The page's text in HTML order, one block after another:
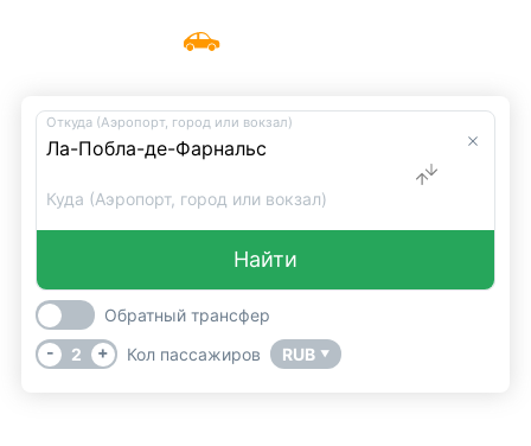
Такси Ла-Пoбла-де-Фарнальс
Откуда (Аэропорт, город или вокзал)
Куда (Аэропорт, город или вокзал)
Найти
Обратный трансфер
-
2 + Кол пассажиров RUB ▼